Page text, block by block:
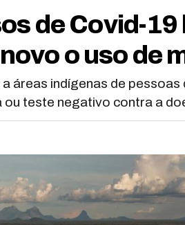
de Covid-
o uso de
áreas indígenas de pessoas
teste negativo contra a